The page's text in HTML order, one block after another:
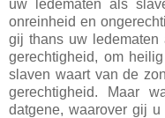
uw ledematen als
onreinheid en
gij thans uw
gerechtigheid, om
slaven waart van de
gerechtigheid. Maar
datgene, waarover gij